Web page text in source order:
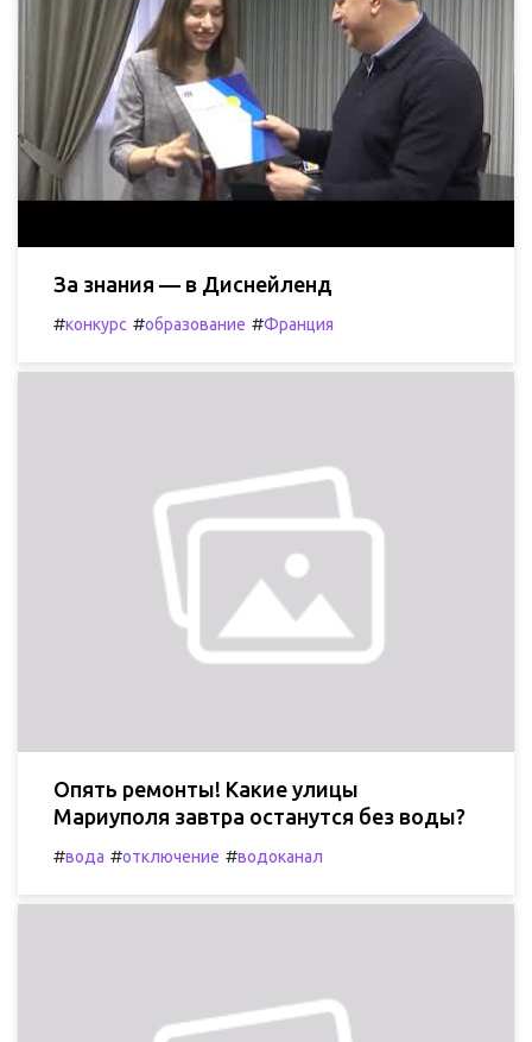
За знания — в Диснейленд
#конкурс #образование #Франция
Опять ремонты! Какие улицы
Мариуполя завтра останутся без воды?
#вода #отключение #водоканал